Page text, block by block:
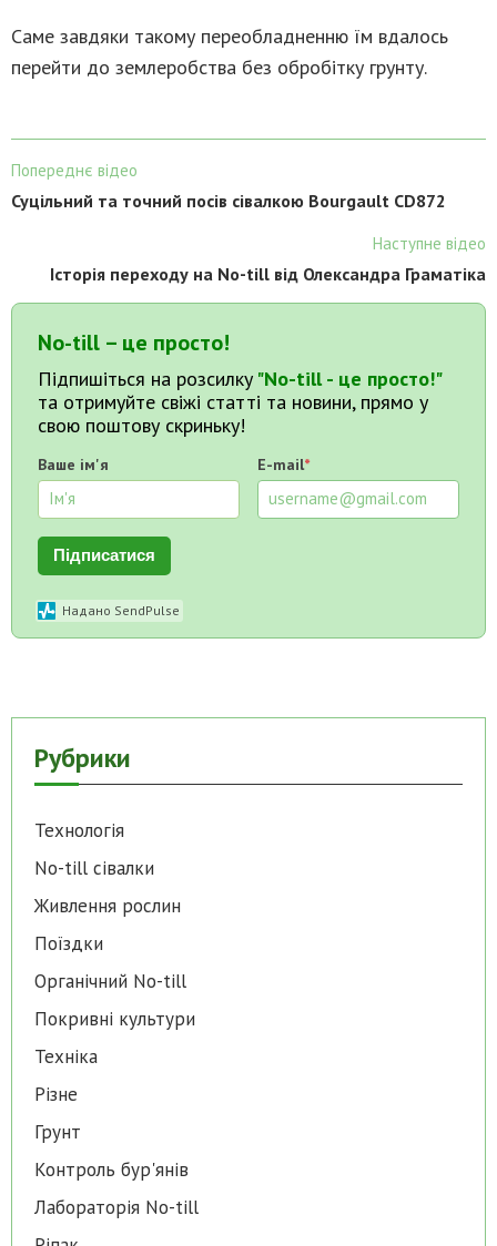
Саме завдяки такому переобладненню їм вдалось
перейти до землеробства без обробітку грунту.
Попереднє відео
Суцільний та точний посів сівалкою Bourgault CD872
Наступне відео
Історія переходу на No-till від Олександра Граматіка
No-till – це просто!
Підпишіться на розсилку "No-till - це просто!"
та отримуйте свіжі статті та новини, прямо у
свою поштову скриньку!
Ваше ім'я E-mail*
Підписатися
Надано SendPulse
Рубрики
Технологія
No-till cівалки
Живлення рослин
Поїздки
Органічний No-till
Покривні культури
Техніка
Різне
Грунт
Контроль бур'янів
Лабораторія No-till